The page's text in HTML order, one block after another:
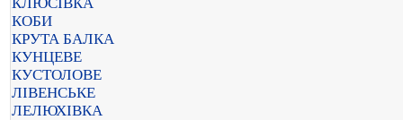
КОБИ
КРУТА БАЛКА
КУНЦЕВЕ
КУСТОЛОВЕ
ЛІВЕНСЬКЕ
ЛЕЛЮХІВКА